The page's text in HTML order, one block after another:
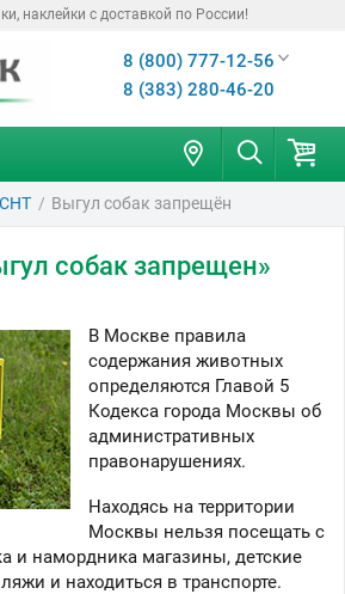
наклейки с доставкой по России!
8 (800) 777-12-56
8 (383) 280-46-20
Выгул собак запрещён
собак запрещен»
В Москве правила
содержания животных
определяются Главой 5
Кодекса города Москвы об
административных
правонарушениях.
Находясь на территории
Москвы нельзя посещать с
и намордника магазины, детские
и находиться в транспорте.